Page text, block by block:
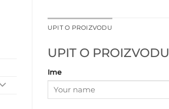
UPIT O PROIZVODU
UPIT O PROIZVODU
Ime